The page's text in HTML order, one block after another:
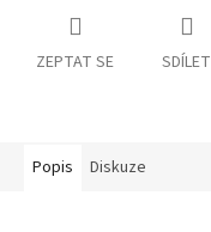
ZEPTAT SE SDÍLET
Popis Diskuze